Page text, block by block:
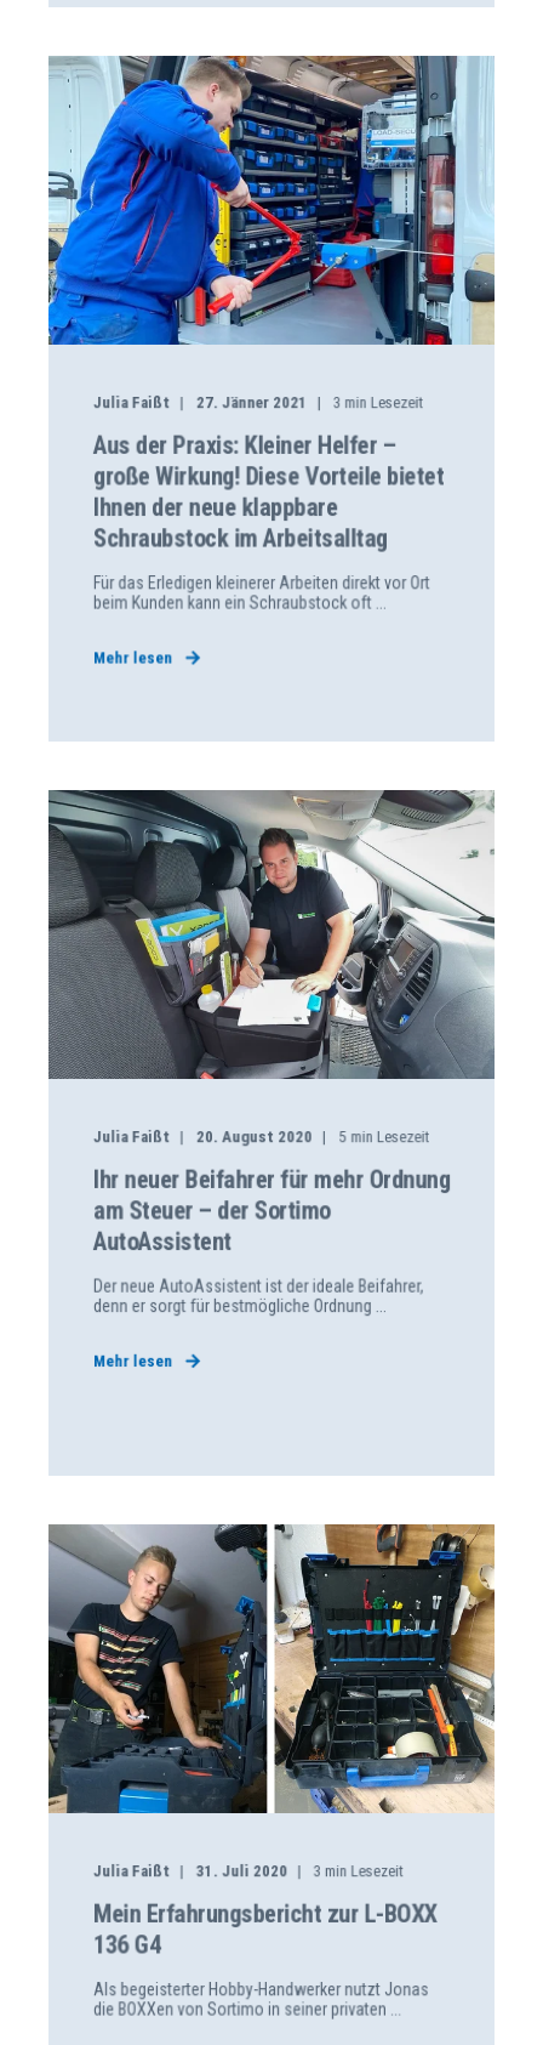
Julia Faißt 27. Jänner 2021 3 min Lesezeit
Aus der Praxis: Kleiner Helfer –
große Wirkung! Diese Vorteile bietet
Ihnen der neue klappbare
Schraubstock im Arbeitsalltag
Für das Erledigen kleinerer Arbeiten direkt vor Ort
beim Kunden kann ein Schraubstock oft ...
Mehr lesen
Julia Faißt 20. August 2020 5 min Lesezeit
Ihr neuer Beifahrer für mehr Ordnung
am Steuer – der Sortimo
AutoAssistent
Der neue AutoAssistent ist der ideale Beifahrer,
denn er sorgt für bestmögliche Ordnung ...
Mehr lesen
Julia Faißt 31. Juli 2020 3 min Lesezeit
Mein Erfahrungsbericht zur L‑BOXX
136 G4
Als begeisterter Hobby-Handwerker nutzt Jonas
die BOXXen von Sortimo in seiner privaten ...